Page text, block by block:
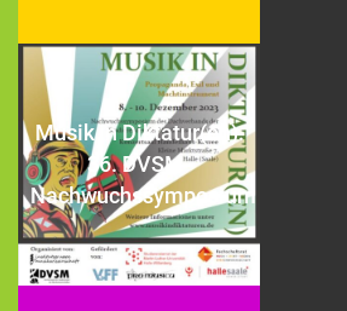
Musik in Diktatur(en).
36. DVSM-
Nachwuchssymposium